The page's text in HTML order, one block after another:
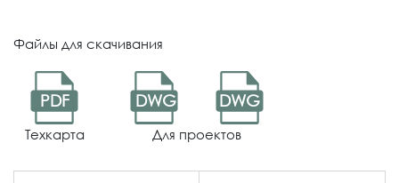
Файлы для скачивания
PDF
Техкарта
DWG DWG
Для проектов